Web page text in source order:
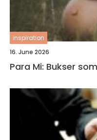
inspiration
16. June 2026
Para Mi: Bukser